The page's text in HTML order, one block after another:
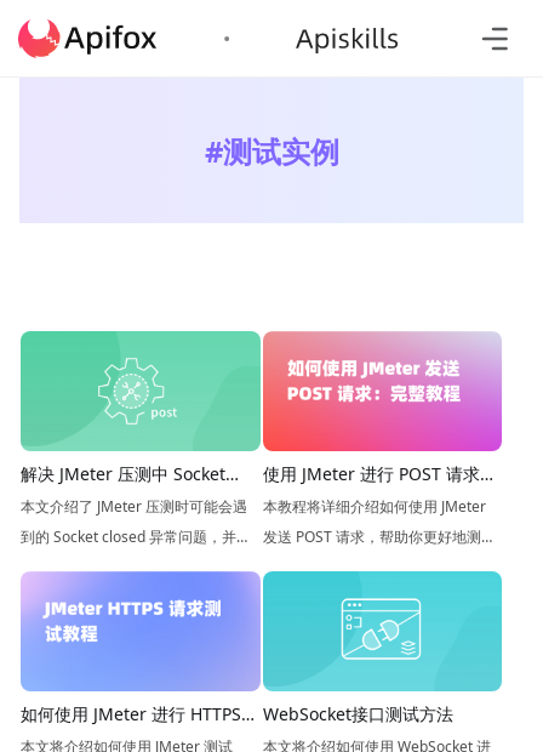
#测试实例
解决 JMeter 压测中 Socket
closed 异常问题
本文介绍了 JMeter 压测时可能会遇
到的 Socket closed 异常问题，并提
供了相应的解决方案。
使用 JMeter 进行 POST 请求测
试的步骤
本教程将详细介绍如何使用 JMeter
发送 POST 请求，帮助你更好地测试
你的应用程序。
如何使用 JMeter 进行 HTTPS
请求测试？
本文将介绍如何使用 JMeter 测试
WebSocket接口测试方法
本文将介绍如何使用 WebSocket 进